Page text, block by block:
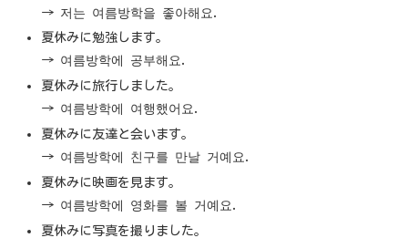
→ 저는 여름방학을 좋아해요.
夏休みに勉強します。
→ 여름방학에 공부해요.
夏休みに旅行しました。
→ 여름방학에 여행했어요.
夏休みに友達と会います。
→ 여름방학에 친구를 만날 거예요.
夏休みに映画を見ます。
→ 여름방학에 영화를 볼 거예요.
夏休みに写真を撮りました。